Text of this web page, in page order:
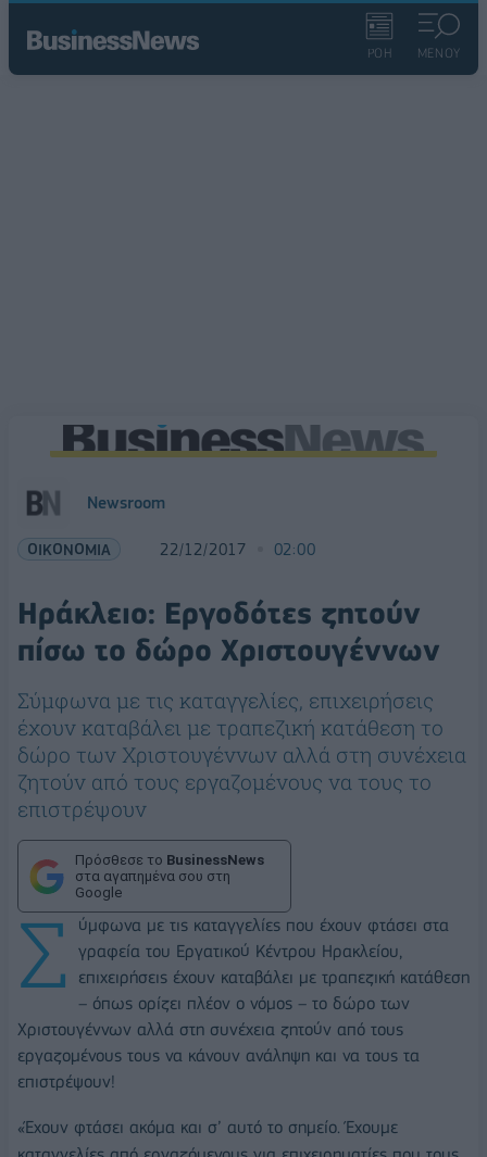
ΡΟΗ ΜΕΝΟΥ
Newsroom
ΟΙΚΟΝΟΜΙΑ 22/12/2017 02:00
Ηράκλειο: Εργοδότες ζητούν
πίσω το δώρο Χριστουγέννων
Σύμφωνα με τις καταγγελίες, επιχειρήσεις
έχουν καταβάλει με τραπεζική κατάθεση το
δώρο των Χριστουγέννων αλλά στη συνέχεια
ζητούν από τους εργαζομένους να τους το
επιστρέψουν
Πρόσθεσε το BusinessNews
στα αγαπημένα σου στη
Google
Σ ύμφωνα με τις καταγγελίες που έχουν φτάσει στα
γραφεία του Εργατικού Κέντρου Ηρακλείου,
επιχειρήσεις έχουν καταβάλει με τραπεζική κατάθεση
– όπως ορίζει πλέον ο νόμος – το δώρο των
Χριστουγέννων αλλά στη συνέχεια ζητούν από τους
εργαζομένους τους να κάνουν ανάληψη και να τους τα
επιστρέψουν!
«Έχουν φτάσει ακόμα και σ’ αυτό το σημείο. Έχουμε